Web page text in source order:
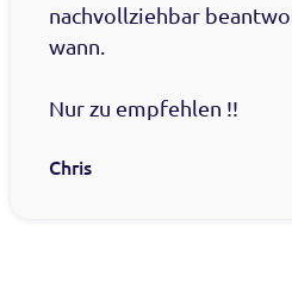
nachvollziehbar
wann.
Nur zu empfehlen !!
Chris